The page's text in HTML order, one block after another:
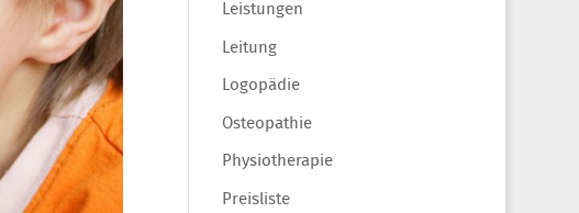
Leistungen
Leitung
Logopädie
Osteopathie
Physiotherapie
Preisliste